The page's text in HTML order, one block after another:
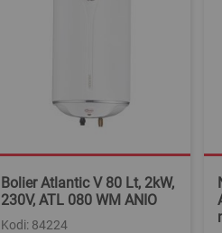
Bolier Atlantic V 80 Lt, 2kW,
230V, ATL 080 WM ANIO
Kodi: 84224